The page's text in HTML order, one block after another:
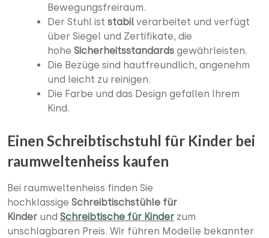
Bewegungsfreiraum.
Der Stuhl ist stabil verarbeitet und verfügt
über Siegel und Zertifikate, die
hohe Sicherheitsstandards gewährleisten.
Die Bezüge sind hautfreundlich, angenehm
und leicht zu reinigen.
Die Farbe und das Design gefallen Ihrem
Kind.
Einen Schreibtischstuhl für Kinder bei
raumweltenheiss kaufen
Bei raumweltenheiss finden Sie
hochklassige Schreibtischstühle für
Kinder und Schreibtische für Kinder zum
unschlagbaren Preis. Wir führen Modelle bekannter